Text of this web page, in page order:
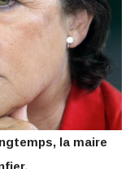
la maire